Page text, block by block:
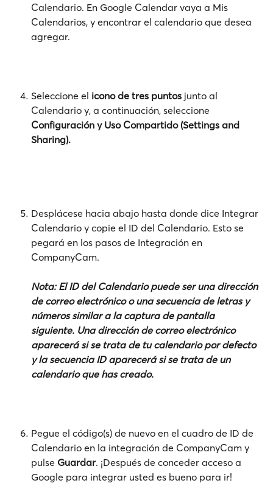
Calendario. En Google Calendar vaya a Mis
Calendarios, y encontrar el calendario que desea
agregar.
Seleccione el icono de tres puntos junto al
Calendario y, a continuación, seleccione
Configuración y Uso Compartido (Settings and
Sharing).
Desplácese hacia abajo hasta donde dice Integrar
Calendario y copie el ID del Calendario. Esto se
pegará en los pasos de Integración en
CompanyCam.
Nota: El ID del Calendario puede ser una dirección
de correo electrónico o una secuencia de letras y
números similar a la captura de pantalla
siguiente. Una dirección de correo electrónico
aparecerá si se trata de tu calendario por defecto
y la secuencia ID aparecerá si se trata de un
calendario que has creado.
Pegue el código(s) de nuevo en el cuadro de ID de
Calendario en la integración de CompanyCam y
pulse Guardar. ¡Después de conceder acceso a
Google para integrar usted es bueno para ir!